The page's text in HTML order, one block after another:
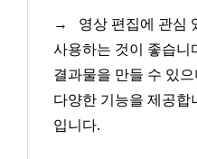
→
영상 편집에 관심
사용하는 것이 좋습니
결과물을 만들 수 있
다양한 기능을 제공합
입니다.